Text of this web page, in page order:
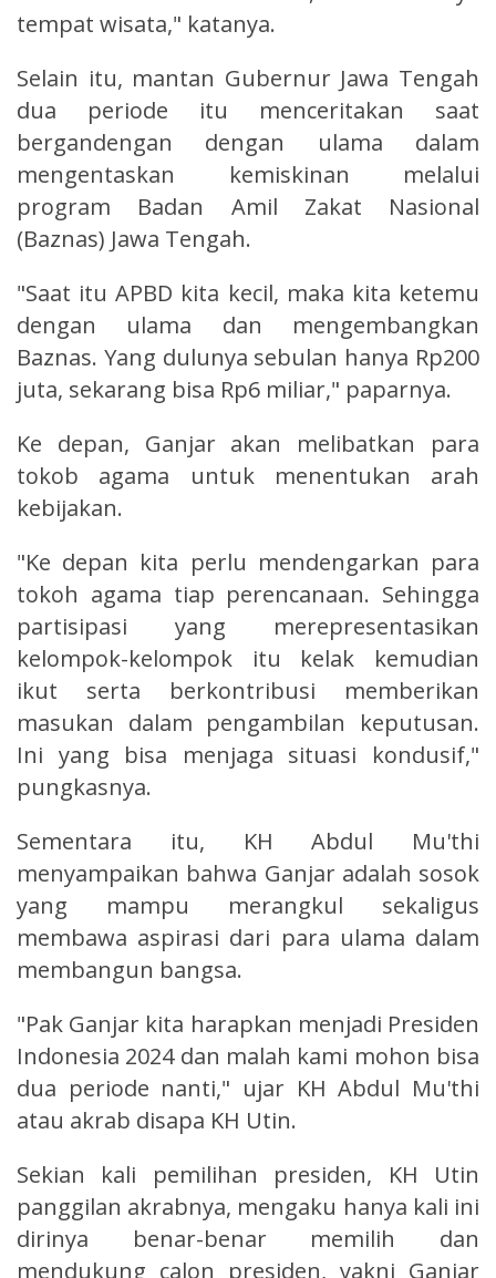
tempat wisata," katanya.
Selain itu, mantan Gubernur Jawa Tengah
dua periode itu menceritakan saat
bergandengan dengan ulama dalam
mengentaskan kemiskinan melalui
program Badan Amil Zakat Nasional
(Baznas) Jawa Tengah.
"Saat itu APBD kita kecil, maka kita ketemu
dengan ulama dan mengembangkan
Baznas. Yang dulunya sebulan hanya Rp200
juta, sekarang bisa Rp6 miliar," paparnya.
Ke depan, Ganjar akan melibatkan para
tokob agama untuk menentukan arah
kebijakan.
"Ke depan kita perlu mendengarkan para
tokoh agama tiap perencanaan. Sehingga
partisipasi yang merepresentasikan
kelompok-kelompok itu kelak kemudian
ikut serta berkontribusi memberikan
masukan dalam pengambilan keputusan.
Ini yang bisa menjaga situasi kondusif,"
pungkasnya.
Sementara itu, KH Abdul Mu'thi
menyampaikan bahwa Ganjar adalah sosok
yang mampu merangkul sekaligus
membawa aspirasi dari para ulama dalam
membangun bangsa.
"Pak Ganjar kita harapkan menjadi Presiden
Indonesia 2024 dan malah kami mohon bisa
dua periode nanti," ujar KH Abdul Mu'thi
atau akrab disapa KH Utin.
Sekian kali pemilihan presiden, KH Utin
panggilan akrabnya, mengaku hanya kali ini
dirinya benar-benar memilih dan
mendukung calon presiden, yakni Ganjar